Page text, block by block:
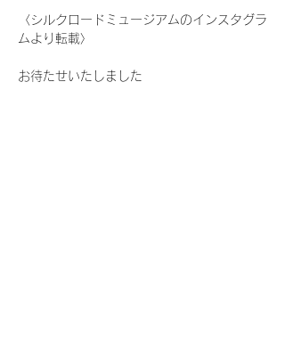
〈シルクロードミュージアムのインスタグラ
ムより転載〉
お待たせいたしました